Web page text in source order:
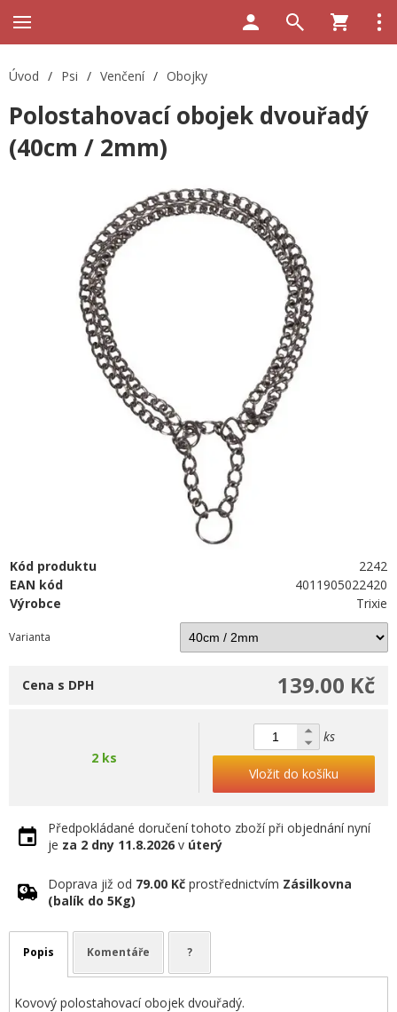
Úvod / Psi / Venčení / Obojky
Polostahovací obojek dvouřadý
(40cm / 2mm)
Kód produktu
2242
EAN kód
4011905022420
Výrobce
Trixie
Varianta
139.00 Kč
Cena s DPH
2 ks
ks
Vložit do košíku
Předpokládané doručení tohoto zboží při objednání nyní
je za 2 dny 11.8.2026 v úterý
Doprava již od 79.00 Kč prostřednictvím Zásilkovna
(balík do 5Kg)
Popis Komentáře ?
Kovový polostahovací obojek dvouřadý.